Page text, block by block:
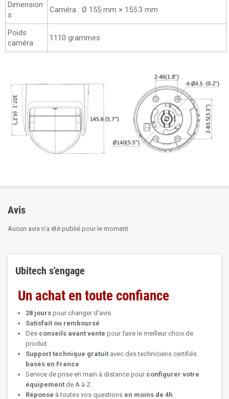
Dimension
s
Caméra : Ø 155 mm × 155.3 mm
Poids
caméra
1110 grammes
Avis
Aucun avis n'a été publié pour le moment.
Ubitech s'engage
Un achat en toute confiance
28 jours pour changer d'avis
Satisfait ou remboursé
Des conseils avant vente pour faire le meilleur choix de
produit
Support technique gratuit avec des techniciens certifiés
basés en France
Service de prise en main à distance pour configurer votre
équipement de A à Z
Réponse à toutes vos questions en moins de 4h